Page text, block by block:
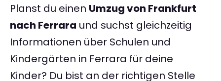
Planst du einen Umzug von Frankfurt
nach Ferrara und suchst gleichzeitig
Informationen über Schulen und
Kindergärten in Ferrara für deine
Kinder? Du bist an der richtigen Stelle